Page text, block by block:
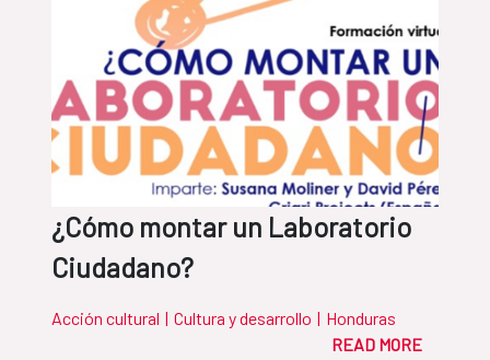
¿Cómo montar un Laboratorio
Ciudadano?
Acción cultural | Cultura y desarrollo | Honduras
READ MORE